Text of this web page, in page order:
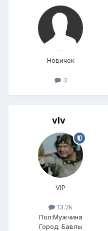
Новичок
3
vIv
VIP
13.2k
Пол:Мужчина
Город: Бавлы